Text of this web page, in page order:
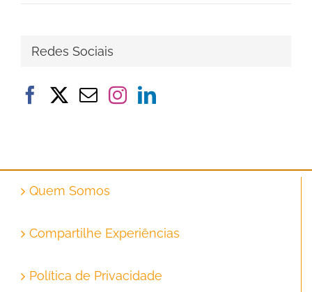
Redes Sociais
Quem Somos
Compartilhe Experiências
Política de Privacidade